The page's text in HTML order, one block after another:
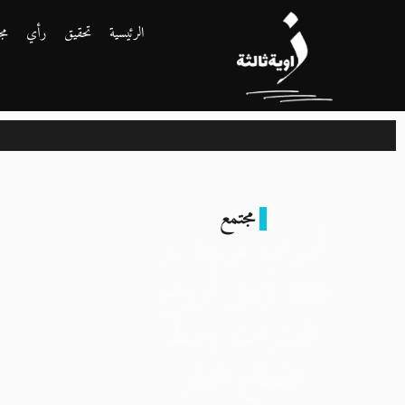
الرئيسية تحقيق رأي
مجتمع
أسوان: موجة حر